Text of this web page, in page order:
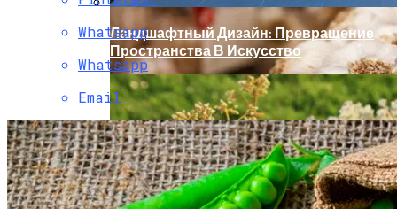
Ландшафтный Дизайн: Превращение
Пространства В Искусство
Whatsapp
Whatsapp
Email